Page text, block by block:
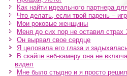
Как найти идеального партнера
Что делать, если твой парень –
Мои роковые женщины
Меня до сих пор не оставил страх
Он вырвал свое сердце
Я целовала его глаза и
В скайпе веб-камеру она не
видел
Мне было стыдно и я просто